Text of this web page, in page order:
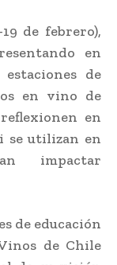
de febrero),
en
de
en vino de
en
se utilizan en
impactar
de educación
de Chile